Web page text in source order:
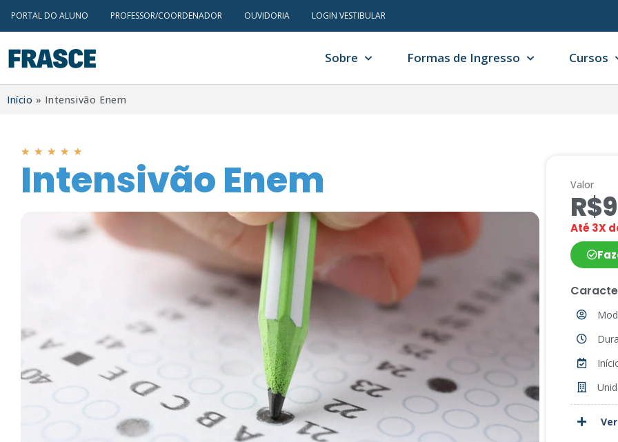
PORTAL DO ALUNO PROFESSOR/COORDENADOR OUVIDORIA LOGIN VESTIBULAR
Sobre Formas de Ingresso Cursos
Início » Intensivão Enem
★ ★ ★ ★ ★
Intensivão Enem Valor
Até 3X